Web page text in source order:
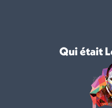
Qui était